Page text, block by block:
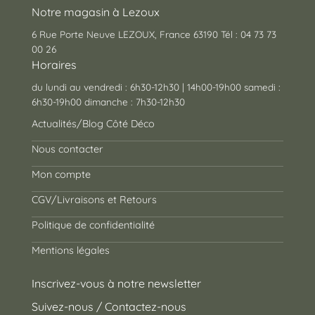
Notre magasin à Lezoux
6 Rue Porte Neuve LEZOUX, France 63190 Tél : 04 73 73
00 26
Horaires
du lundi au vendredi : 6h30-12h30 | 14h00-19h00 samedi :
6h30-19h00 dimanche : 7h30-12h30
Actualités/Blog Côté Déco
Nous contacter
Mon compte
CGV/Livraisons et Retours
Politique de confidentialité
Mentions légales
Inscrivez-vous à notre newsletter
Suivez-nous / Contactez-nous